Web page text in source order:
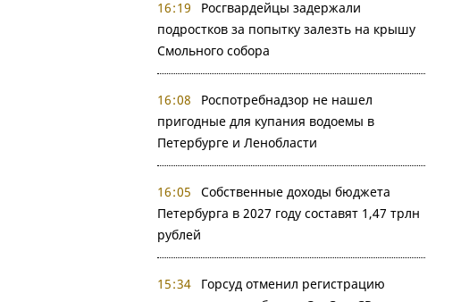
16:19
Росгвардейцы задержали
подростков за попытку залезть на крышу
Смольного собора
16:08
Роспотребнадзор не нашел
пригодные для купания водоемы в
Петербурге и Ленобласти
16:05
Собственные доходы бюджета
Петербурга в 2027 году составят 1,47 трлн
рублей
15:34
Горсуд отменил регистрацию